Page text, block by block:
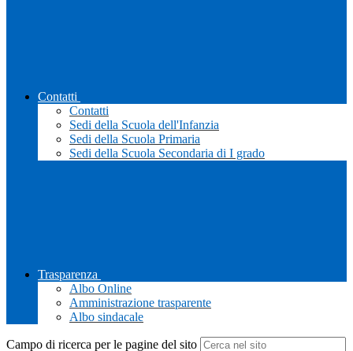
Contatti
Contatti
Sedi della Scuola dell'Infanzia
Sedi della Scuola Primaria
Sedi della Scuola Secondaria di I grado
Trasparenza
Albo Online
Amministrazione trasparente
Albo sindacale
Campo di ricerca per le pagine del sito